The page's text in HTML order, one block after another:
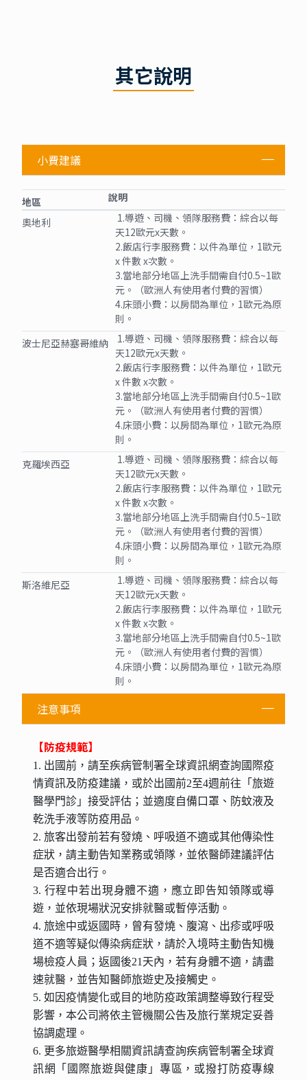
其它說明
小費建議
地區
說明
奧地利
1.導遊、司機、領隊服務費：綜合以每
天12歐元x天數。
2.飯店行李服務費：以件為單位，1歐元
x 件數 x次數。
3.當地部分地區上洗手間需自付0.5~1歐
元。（歐洲人有使用者付費的習慣）
4.床頭小費：以房間為單位，1歐元為原
則。
波士尼亞赫塞哥維納
1.導遊、司機、領隊服務費：綜合以每
天12歐元x天數。
2.飯店行李服務費：以件為單位，1歐元
x 件數 x次數。
3.當地部分地區上洗手間需自付0.5~1歐
元。（歐洲人有使用者付費的習慣）
4.床頭小費：以房間為單位，1歐元為原
則。
克羅埃西亞
1.導遊、司機、領隊服務費：綜合以每
天12歐元x天數。
2.飯店行李服務費：以件為單位，1歐元
x 件數 x次數。
3.當地部分地區上洗手間需自付0.5~1歐
元。（歐洲人有使用者付費的習慣）
4.床頭小費：以房間為單位，1歐元為原
則。
斯洛維尼亞
1.導遊、司機、領隊服務費：綜合以每
天12歐元x天數。
2.飯店行李服務費：以件為單位，1歐元
x 件數 x次數。
3.當地部分地區上洗手間需自付0.5~1歐
元。（歐洲人有使用者付費的習慣）
4.床頭小費：以房間為單位，1歐元為原
則。
注意事項
【防疫規範】
1. 出國前，請至疾病管制署全球資訊網查詢國際疫
情資訊及防疫建議，或於出國前2至4週前往「旅遊
醫學門診」接受評估；並適度自備口罩、防蚊液及
乾洗手液等防疫用品。
2. 旅客出發前若有發燒、呼吸道不適或其他傳染性
症狀，請主動告知業務或領隊，並依醫師建議評估
是否適合出行。
3. 行程中若出現身體不適，應立即告知領隊或導
遊，並依現場狀況安排就醫或暫停活動。
4. 旅途中或返國時，曾有發燒、腹瀉、出疹或呼吸
道不適等疑似傳染病症狀，請於入境時主動告知機
場檢疫人員；返國後21天內，若有身體不適，請盡
速就醫，並告知醫師旅遊史及接觸史。
5. 如因疫情變化或目的地防疫政策調整導致行程受
影響，本公司將依主管機關公告及旅行業規定妥善
協調處理。
6. 更多旅遊醫學相關資訊請查詢疾病管制署全球資
訊網「國際旅遊與健康」專區，或撥打防疫專線